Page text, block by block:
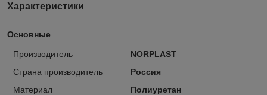
Характеристики
Основные
Производитель
NORPLAST
Страна производитель
Россия
Материал
Полиуретан